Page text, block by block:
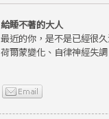
給睡不著的大人
最近的你，是不是已經很
荷爾蒙變化、自律神經失